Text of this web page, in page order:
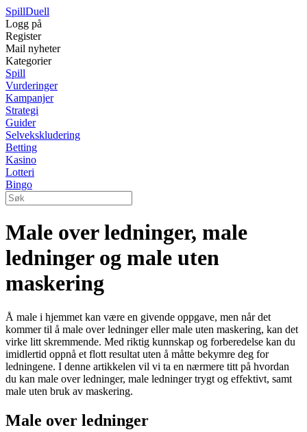
SpillDuell
Logg på
Register
Mail nyheter
Kategorier
Spill
Vurderinger
Kampanjer
Strategi
Guider
Selvekskludering
Betting
Kasino
Lotteri
Bingo
Male over ledninger, male
ledninger og male uten
maskering
Å male i hjemmet kan være en givende oppgave, men når det
kommer til å male over ledninger eller male uten maskering, kan det
virke litt skremmende. Med riktig kunnskap og forberedelse kan du
imidlertid oppnå et flott resultat uten å måtte bekymre deg for
ledningene. I denne artikkelen vil vi ta en nærmere titt på hvordan
du kan male over ledninger, male ledninger trygt og effektivt, samt
male uten bruk av maskering.
Male over ledninger